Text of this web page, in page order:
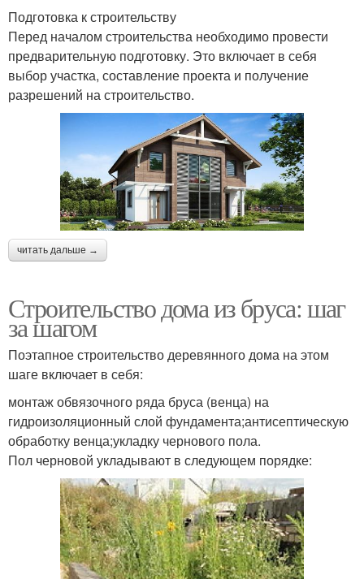
Подготовка к строительству
Перед началом строительства необходимо провести
предварительную подготовку. Это включает в себя
выбор участка, составление проекта и получение
разрешений на строительство.
читать дальше →
Строительство дома из бруса: шаг
за шагом
Поэтапное строительство деревянного дома на этом
шаге включает в себя:
монтаж обвязочного ряда бруса (венца) на
гидроизоляционный слой фундамента;антисептическую
обработку венца;укладку чернового пола.
Пол черновой укладывают в следующем порядке: